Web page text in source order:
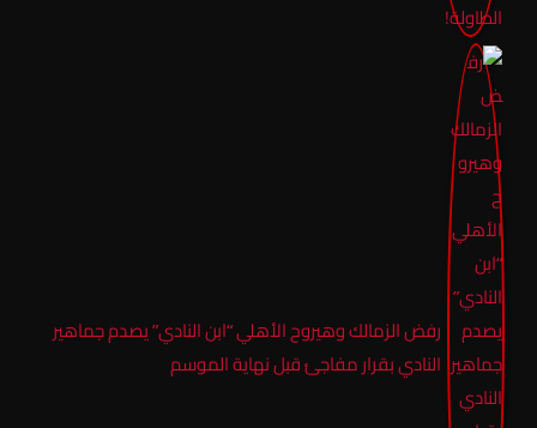
رفض الزمالك وهيروح الأهلي “ابن النادي” يصدم جماهير
النادي بقرار مفاجئ قبل نهاية الموسم